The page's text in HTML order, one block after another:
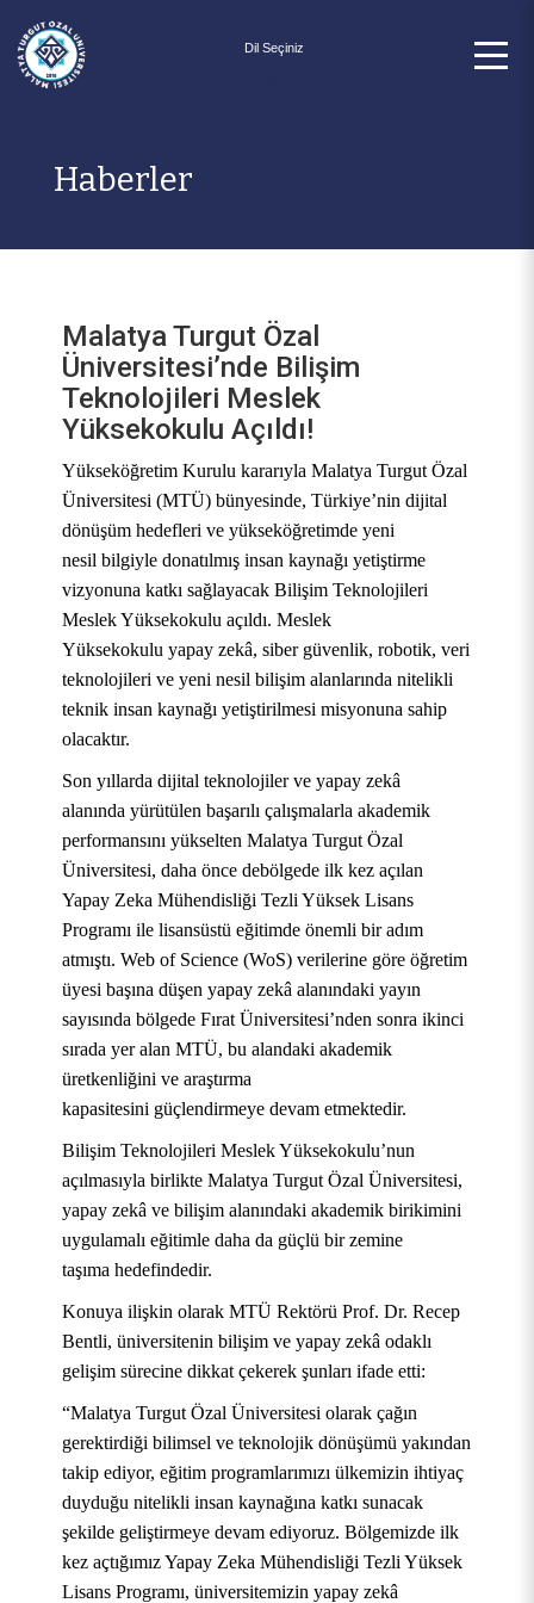
KURUMSAL
Hakkımızda
Tarihçe
Üniversite Yönetimi
AKADEMİK
Lisansüstü Eğitim Enstitüsü
ÖĞRENCİ
Haberler
Malatya Turgut Özal
Üniversitesi’nde Bilişim
Teknolojileri Meslek
Yüksekokulu Açıldı!
Yükseköğretim Kurulu kararıyla Malatya Turgut Özal
Üniversitesi (MTÜ) bünyesinde, Türkiye’nin dijital
dönüşüm hedefleri ve yükseköğretimde yeni
nesil bilgiyle donatılmış insan kaynağı yetiştirme
vizyonuna katkı sağlayacak Bilişim Teknolojileri
Meslek Yüksekokulu açıldı. Meslek
Yüksekokulu yapay zekâ, siber güvenlik, robotik, veri
teknolojileri ve yeni nesil bilişim alanlarında nitelikli
teknik insan kaynağı yetiştirilmesi misyonuna sahip
olacaktır.
Son yıllarda dijital teknolojiler ve yapay zekâ
alanında yürütülen başarılı çalışmalarla akademik
performansını yükselten Malatya Turgut Özal
Üniversitesi, daha önce debölgede ilk kez açılan
Yapay Zeka Mühendisliği Tezli Yüksek Lisans
Programı ile lisansüstü eğitimde önemli bir adım
atmıştı. Web of Science (WoS) verilerine göre öğretim
üyesi başına düşen yapay zekâ alanındaki yayın
sayısında bölgede Fırat Üniversitesi’nden sonra ikinci
sırada yer alan MTÜ, bu alandaki akademik
üretkenliğini ve araştırma
kapasitesini güçlendirmeye devam etmektedir.
Bilişim Teknolojileri Meslek Yüksekokulu’nun
açılmasıyla birlikte Malatya Turgut Özal Üniversitesi,
yapay zekâ ve bilişim alanındaki akademik birikimini
uygulamalı eğitimle daha da güçlü bir zemine
taşıma hedefindedir.
Konuya ilişkin olarak MTÜ Rektörü Prof. Dr. Recep
Bentli, üniversitenin bilişim ve yapay zekâ odaklı
gelişim sürecine dikkat çekerek şunları ifade etti:
“Malatya Turgut Özal Üniversitesi olarak çağın
gerektirdiği bilimsel ve teknolojik dönüşümü yakından
takip ediyor, eğitim programlarımızı ülkemizin ihtiyaç
duyduğu nitelikli insan kaynağına katkı sunacak
şekilde geliştirmeye devam ediyoruz. Bölgemizde ilk
kez açtığımız Yapay Zeka Mühendisliği Tezli Yüksek
Lisans Programı, üniversitemizin yapay zekâ